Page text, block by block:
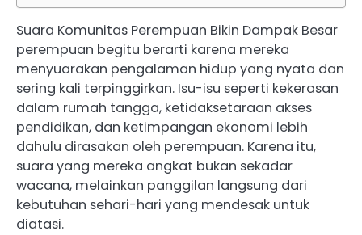
Suara Komunitas Perempuan Bikin Dampak Besar
perempuan begitu berarti karena mereka
menyuarakan pengalaman hidup yang nyata dan
sering kali terpinggirkan. Isu-isu seperti kekerasan
dalam rumah tangga, ketidaksetaraan akses
pendidikan, dan ketimpangan ekonomi lebih
dahulu dirasakan oleh perempuan. Karena itu,
suara yang mereka angkat bukan sekadar
wacana, melainkan panggilan langsung dari
kebutuhan sehari-hari yang mendesak untuk
diatasi.